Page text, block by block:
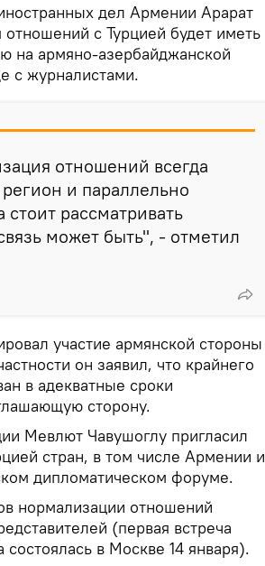
дел Армении Арарат
с Турцией будет иметь
на армяно-азербайджанской
с журналистами.
отношений всегда
и параллельно
рассматривать
может быть", - отметил
участие армянской стороны
он заявил, что крайнего
в адекватные сроки
сторону.
Мевлют Чавушоглу пригласил
стран, в том числе Армении и
дипломатическом форуме.
нормализации отношений
(первая встреча
в Москве 14 января).